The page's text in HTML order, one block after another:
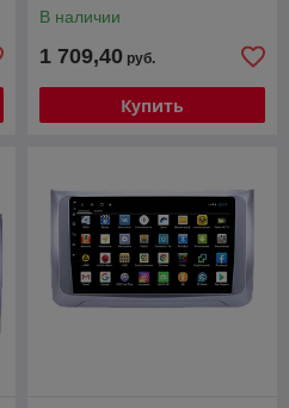
В наличии
1 709,40 руб.
Купить